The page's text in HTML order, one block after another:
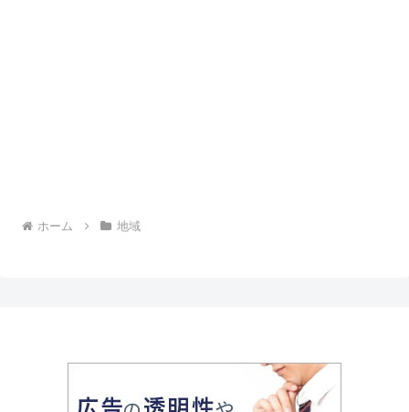
ホーム 地域